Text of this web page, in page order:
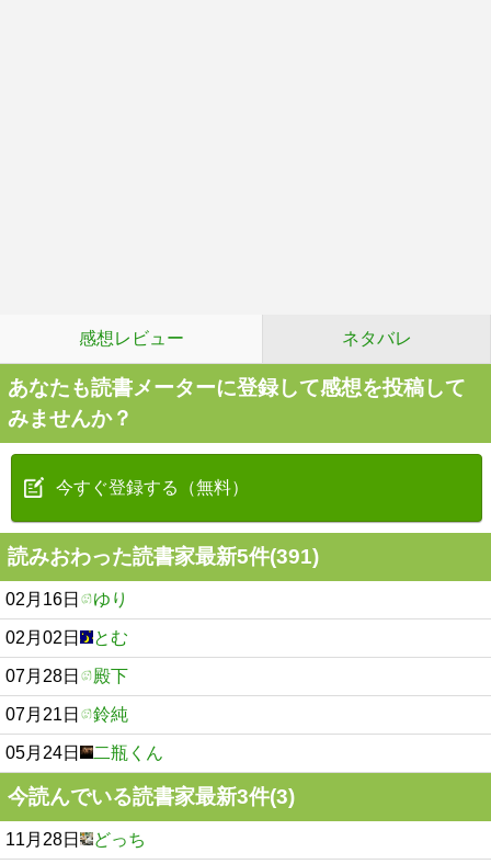
感想レビュー ネタバレ
あなたも読書メーターに登録して感想を投稿して
みませんか？
今すぐ登録する（無料）
読みおわった読書家最新5件(391)
02月16日 ゆり
02月02日 とむ
07月28日 殿下
07月21日 鈴純
05月24日 二瓶くん
今読んでいる読書家最新3件(3)
11月28日 どっち